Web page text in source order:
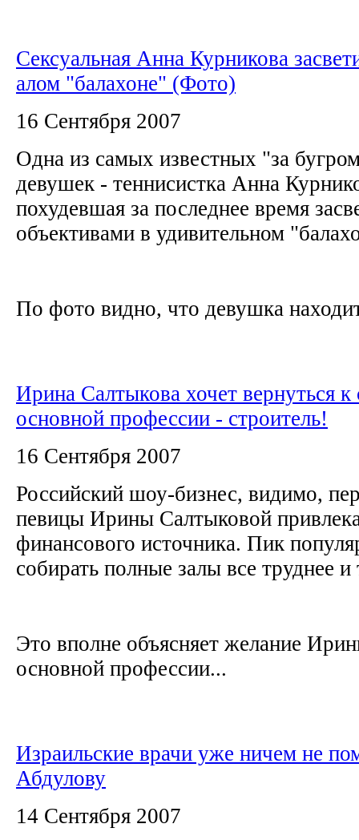
Сексуальная Анна Курникова
алом "балахоне" (Фото)
16 Сентября 2007
Одна из самых известных "за
девушек - теннисистка Анна
похудевшая за последнее время
объективами в удивительном
По фото видно, что девушка
Ирина Салтыкова хочет вернуться к
основной профессии - строитель!
16 Сентября 2007
Российский шоу-бизнес, видимо,
певицы Ирины Салтыковой
финансового источника. Пик
собирать полные залы все труднее
Это вполне объясняет желание
основной профессии...
Израильские врачи уже ничем не
Абдулову
14 Сентября 2007